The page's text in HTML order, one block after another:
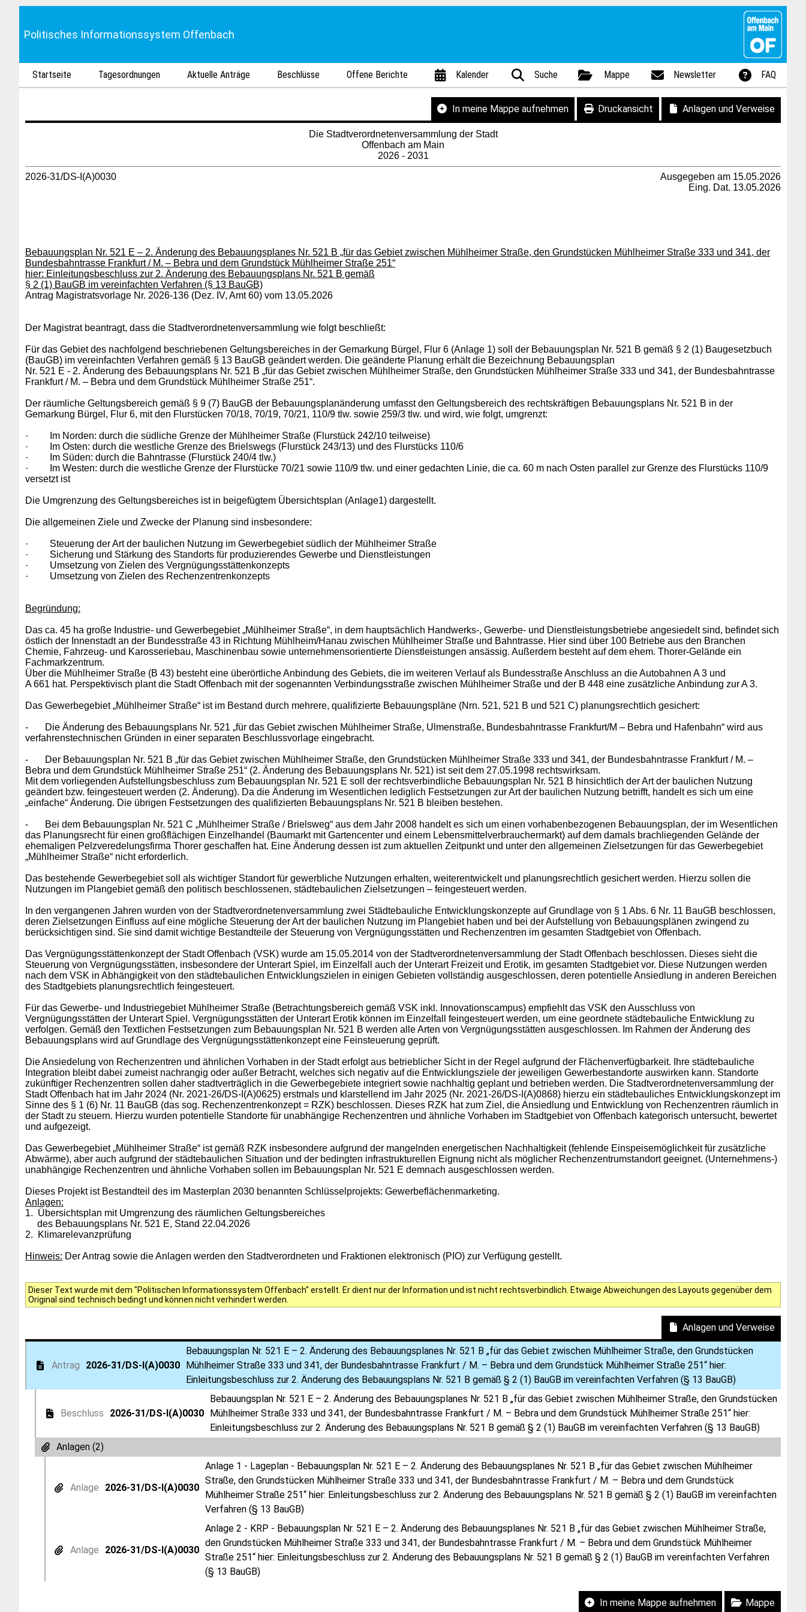
Politisches Informationssystem Offenbach
Startseite Tagesordnungen Aktuelle Anträge Beschlüsse Offene Berichte Kalender Suche Mappe Newsletter FAQ
In meine Mappe aufnehmen Druckansicht Anlagen und Verweise
Die Stadtverordnetenversammlung der Stadt
Offenbach am Main
2026 - 2031
2026-31/DS-I(A)0030
Ausgegeben am 15.05.2026
Eing. Dat. 13.05.2026
Bebauungsplan Nr. 521 E – 2. Änderung des Bebauungsplanes Nr. 521 B „für das Gebiet zwischen Mühlheimer Straße, den Grundstücken Mühlheimer Straße 333 und 341, der
Bundesbahntrasse Frankfurt / M. – Bebra und dem Grundstück Mühlheimer Straße 251“
hier: Einleitungsbeschluss zur 2. Änderung des Bebauungsplans Nr. 521 B gemäß
§ 2 (1) BauGB im vereinfachten Verfahren (§ 13 BauGB)
Antrag Magistratsvorlage Nr. 2026-136 (Dez. IV, Amt 60) vom 13.05.2026
Der Magistrat beantragt, dass die Stadtverordnetenversammlung wie folgt beschließt:
Für das Gebiet des nachfolgend beschriebenen Geltungsbereiches in der Gemarkung Bürgel, Flur 6 (Anlage 1) soll der Bebauungsplan Nr. 521 B gemäß § 2 (1) Baugesetzbuch
(BauGB) im vereinfachten Verfahren gemäß § 13 BauGB geändert werden. Die geänderte Planung erhält die Bezeichnung Bebauungsplan
Nr. 521 E - 2. Änderung des Bebauungsplans Nr. 521 B „für das Gebiet zwischen Mühlheimer Straße, den Grundstücken Mühlheimer Straße 333 und 341, der Bundesbahntrasse
Frankfurt / M. – Bebra und dem Grundstück Mühlheimer Straße 251“.
Der räumliche Geltungsbereich gemäß § 9 (7) BauGB der Bebauungsplanänderung umfasst den Geltungsbereich des rechtskräftigen Bebauungsplans Nr. 521 B in der
Gemarkung Bürgel, Flur 6, mit den Flurstücken 70/18, 70/19, 70/21, 110/9 tlw. sowie 259/3 tlw. und wird, wie folgt, umgrenzt:
·
Im Norden: durch die südliche Grenze der Mühlheimer Straße (Flurstück 242/10 teilweise)
·
Im Osten: durch die westliche Grenze des Brielswegs (Flurstück 243/13) und des Flurstücks 110/6
·
Im Süden: durch die Bahntrasse (Flurstück 240/4 tlw.)
·
Im Westen: durch die westliche Grenze der Flurstücke 70/21 sowie 110/9 tlw. und einer gedachten Linie, die ca. 60 m nach Osten parallel zur Grenze des Flurstücks 110/9
versetzt ist
Die Umgrenzung des Geltungsbereiches ist in beigefügtem Übersichtsplan (Anlage1) dargestellt.
Die allgemeinen Ziele und Zwecke der Planung sind insbesondere:
·
Steuerung der Art der baulichen Nutzung im Gewerbegebiet südlich der Mühlheimer Straße
·
Sicherung und Stärkung des Standorts für produzierendes Gewerbe und Dienstleistungen
·
Umsetzung von Zielen des Vergnügungsstättenkonzepts
·
Umsetzung von Zielen des Rechenzentrenkonzepts
Begründung:
Das ca. 45 ha große Industrie- und Gewerbegebiet „Mühlheimer Straße“, in dem hauptsächlich Handwerks-, Gewerbe- und Dienstleistungsbetriebe angesiedelt sind, befindet sich
östlich der Innenstadt an der Bundesstraße 43 in Richtung Mühlheim/Hanau zwischen Mühlheimer Straße und Bahntrasse. Hier sind über 100 Betriebe aus den Branchen
Chemie, Fahrzeug- und Karosseriebau, Maschinenbau sowie unternehmensorientierte Dienstleistungen ansässig. Außerdem besteht auf dem ehem. Thorer-Gelände ein
Fachmarkzentrum.
Über die Mühlheimer Straße (B 43) besteht eine überörtliche Anbindung des Gebiets, die im weiteren Verlauf als Bundesstraße Anschluss an die Autobahnen A 3 und
A 661 hat. Perspektivisch plant die Stadt Offenbach mit der sogenannten Verbindungsstraße zwischen Mühlheimer Straße und der B 448 eine zusätzliche Anbindung zur A 3.
Das Gewerbegebiet „Mühlheimer Straße“ ist im Bestand durch mehrere, qualifizierte Bebauungspläne (Nrn. 521, 521 B und 521 C) planungsrechtlich gesichert:
-
Die Änderung des Bebauungsplans Nr. 521 „für das Gebiet zwischen Mühlheimer Straße, Ulmenstraße, Bundesbahntrasse Frankfurt/M – Bebra und Hafenbahn“ wird aus
verfahrenstechnischen Gründen in einer separaten Beschlussvorlage eingebracht.
-
Der Bebauungsplan Nr. 521 B „für das Gebiet zwischen Mühlheimer Straße, den Grundstücken Mühlheimer Straße 333 und 341, der Bundesbahntrasse Frankfurt / M. –
Bebra und dem Grundstück Mühlheimer Straße 251“ (2. Änderung des Bebauungsplans Nr. 521) ist seit dem 27.05.1998 rechtswirksam.
Mit dem vorliegenden Aufstellungsbeschluss zum Bebauungsplan Nr. 521 E soll der rechtsverbindliche Bebauungsplan Nr. 521 B hinsichtlich der Art der baulichen Nutzung
geändert bzw. feingesteuert werden (2. Änderung). Da die Änderung im Wesentlichen lediglich Festsetzungen zur Art der baulichen Nutzung betrifft, handelt es sich um eine
„einfache“ Änderung. Die übrigen Festsetzungen des qualifizierten Bebauungsplans Nr. 521 B bleiben bestehen.
-
Bei dem Bebauungsplan Nr. 521 C „Mühlheimer Straße / Brielsweg“ aus dem Jahr 2008 handelt es sich um einen vorhabenbezogenen Bebauungsplan, der im Wesentlichen
das Planungsrecht für einen großflächigen Einzelhandel (Baumarkt mit Gartencenter und einem Lebensmittelverbrauchermarkt) auf dem damals brachliegenden Gelände der
ehemaligen Pelzveredelungsfirma Thorer geschaffen hat. Eine Änderung dessen ist zum aktuellen Zeitpunkt und unter den allgemeinen Zielsetzungen für das Gewerbegebiet
„Mühlheimer Straße“ nicht erforderlich.
Das bestehende Gewerbegebiet soll als wichtiger Standort für gewerbliche Nutzungen erhalten, weiterentwickelt und planungsrechtlich gesichert werden. Hierzu sollen die
Nutzungen im Plangebiet gemäß den politisch beschlossenen, städtebaulichen Zielsetzungen – feingesteuert werden.
In den vergangenen Jahren wurden von der Stadtverordnetenversammlung zwei Städtebauliche Entwicklungskonzepte auf Grundlage von § 1 Abs. 6 Nr. 11 BauGB beschlossen,
deren Zielsetzungen Einfluss auf eine mögliche Steuerung der Art der baulichen Nutzung im Plangebiet haben und bei der Aufstellung von Bebauungsplänen zwingend zu
berücksichtigen sind. Sie sind damit wichtige Bestandteile der Steuerung von Vergnügungsstätten und Rechenzentren im gesamten Stadtgebiet von Offenbach.
Das Vergnügungsstättenkonzept der Stadt Offenbach (VSK) wurde am 15.05.2014 von der Stadtverordnetenversammlung der Stadt Offenbach beschlossen. Dieses sieht die
Steuerung von Vergnügungsstätten, insbesondere der Unterart Spiel, im Einzelfall auch der Unterart Freizeit und Erotik, im gesamten Stadtgebiet vor. Diese Nutzungen werden
nach dem VSK in Abhängigkeit von den städtebaulichen Entwicklungszielen in einigen Gebieten vollständig ausgeschlossen, deren potentielle Ansiedlung in anderen Bereichen
des Stadtgebiets planungsrechtlich feingesteuert.
Für das Gewerbe- und Industriegebiet Mühlheimer Straße (Betrachtungsbereich gemäß VSK inkl. Innovationscampus) empfiehlt das VSK den Ausschluss von
Vergnügungsstätten der Unterart Spiel. Vergnügungsstätten der Unterart Erotik können im Einzelfall feingesteuert werden, um eine geordnete städtebauliche Entwicklung zu
verfolgen. Gemäß den Textlichen Festsetzungen zum Bebauungsplan Nr. 521 B werden alle Arten von Vergnügungsstätten ausgeschlossen. Im Rahmen der Änderung des
Bebauungsplans wird auf Grundlage des Vergnügungsstättenkonzept eine Feinsteuerung geprüft.
Die Ansiedelung von Rechenzentren und ähnlichen Vorhaben in der Stadt erfolgt aus betrieblicher Sicht in der Regel aufgrund der Flächenverfügbarkeit. Ihre städtebauliche
Integration bleibt dabei zumeist nachrangig oder außer Betracht, welches sich negativ auf die Entwicklungsziele der jeweiligen Gewerbestandorte auswirken kann. Standorte
zukünftiger Rechenzentren sollen daher stadtverträglich in die Gewerbegebiete integriert sowie nachhaltig geplant und betrieben werden. Die Stadtverordnetenversammlung der
Stadt Offenbach hat im Jahr 2024 (Nr. 2021-26/DS-I(A)0625) erstmals und klarstellend im Jahr 2025 (Nr. 2021-26/DS-I(A)0868) hierzu ein städtebauliches Entwicklungskonzept im
Sinne des § 1 (6) Nr. 11 BauGB (das sog. Rechenzentrenkonzept = RZK) beschlossen. Dieses RZK hat zum Ziel, die Ansiedlung und Entwicklung von Rechenzentren räumlich in
der Stadt zu steuern. Hierzu wurden potentielle Standorte für unabhängige Rechenzentren und ähnliche Vorhaben im Stadtgebiet von Offenbach kategorisch untersucht, bewertet
und aufgezeigt.
Das Gewerbegebiet „Mühlheimer Straße“ ist gemäß RZK insbesondere aufgrund der mangelnden energetischen Nachhaltigkeit (fehlende Einspeisemöglichkeit für zusätzliche
Abwärme), aber auch aufgrund der städtebaulichen Situation und der bedingten infrastrukturellen Eignung nicht als möglicher Rechenzentrumstandort geeignet. (Unternehmens-)
unabhängige Rechenzentren und ähnliche Vorhaben sollen im Bebauungsplan Nr. 521 E demnach ausgeschlossen werden.
Dieses Projekt ist Bestandteil des im Masterplan 2030 benannten Schlüsselprojekts: Gewerbeflächenmarketing.
Anlagen:
1. Übersichtsplan mit Umgrenzung des räumlichen Geltungsbereiches
des Bebauungsplans Nr. 521 E, Stand 22.04.2026
2. Klimarelevanzprüfung
Hinweis: Der Antrag sowie die Anlagen werden den Stadtverordneten und Fraktionen elektronisch (PIO) zur Verfügung gestellt.
Dieser Text wurde mit dem "Politischen Informationssystem Offenbach" erstellt. Er dient nur der Information und ist nicht rechtsverbindlich. Etwaige Abweichungen des Layouts gegenüber dem
Original sind technisch bedingt und können nicht verhindert werden.
Anlagen und Verweise
Antrag 2026-31/DS-I(A)0030
Bebauungsplan Nr. 521 E – 2. Änderung des Bebauungsplanes Nr. 521 B „für das Gebiet zwischen Mühlheimer Straße, den Grundstücken
Mühlheimer Straße 333 und 341, der Bundesbahntrasse Frankfurt / M. – Bebra und dem Grundstück Mühlheimer Straße 251“ hier:
Einleitungsbeschluss zur 2. Änderung des Bebauungsplans Nr. 521 B gemäß § 2 (1) BauGB im vereinfachten Verfahren (§ 13 BauGB)
Beschluss 2026-31/DS-I(A)0030
Bebauungsplan Nr. 521 E – 2. Änderung des Bebauungsplanes Nr. 521 B „für das Gebiet zwischen Mühlheimer Straße, den Grundstücken
Mühlheimer Straße 333 und 341, der Bundesbahntrasse Frankfurt / M. – Bebra und dem Grundstück Mühlheimer Straße 251“ hier:
Einleitungsbeschluss zur 2. Änderung des Bebauungsplans Nr. 521 B gemäß § 2 (1) BauGB im vereinfachten Verfahren (§ 13 BauGB)
Anlagen (2)
Anlage 2026-31/DS-I(A)0030
Anlage 1 - Lageplan - Bebauungsplan Nr. 521 E – 2. Änderung des Bebauungsplanes Nr. 521 B „für das Gebiet zwischen Mühlheimer
Straße, den Grundstücken Mühlheimer Straße 333 und 341, der Bundesbahntrasse Frankfurt / M. – Bebra und dem Grundstück
Mühlheimer Straße 251“ hier: Einleitungsbeschluss zur 2. Änderung des Bebauungsplans Nr. 521 B gemäß § 2 (1) BauGB im vereinfachten
Verfahren (§ 13 BauGB)
Anlage 2026-31/DS-I(A)0030
Anlage 2 - KRP - Bebauungsplan Nr. 521 E – 2. Änderung des Bebauungsplanes Nr. 521 B „für das Gebiet zwischen Mühlheimer Straße,
den Grundstücken Mühlheimer Straße 333 und 341, der Bundesbahntrasse Frankfurt / M. – Bebra und dem Grundstück Mühlheimer
Straße 251“ hier: Einleitungsbeschluss zur 2. Änderung des Bebauungsplans Nr. 521 B gemäß § 2 (1) BauGB im vereinfachten Verfahren
(§ 13 BauGB)
In meine Mappe aufnehmen Mappe